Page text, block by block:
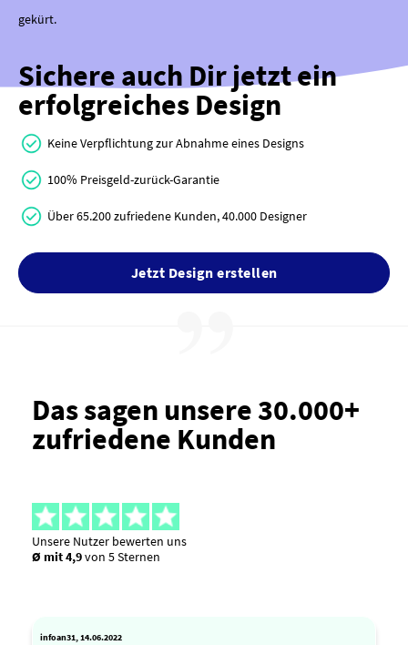
gekürt.
Sichere auch Dir jetzt ein
erfolgreiches Design
Keine Verpflichtung zur Abnahme eines Designs
100% Preisgeld-zurück-Garantie
Über 65.200 zufriedene Kunden, 40.000 Designer
Jetzt Design erstellen
Das sagen unsere 30.000+
zufriedene Kunden
Unsere Nutzer bewerten uns
Ø mit 4,9von 5 Sternen
infoan31, 14.06.2022